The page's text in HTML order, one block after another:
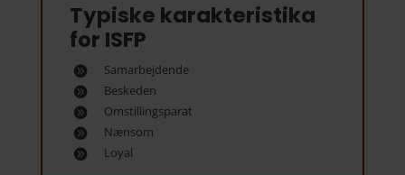
Typiske karakteristika
for ISFP
Samarbejdende
Beskeden
Omstillingsparat
Nænsom
Loyal